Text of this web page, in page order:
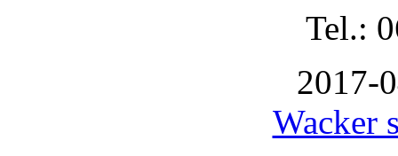
Tel.:
2017-
Wacker